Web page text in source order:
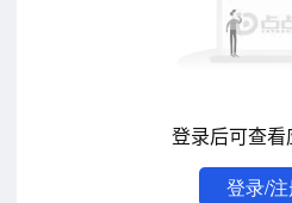
登录后可查看
登录/